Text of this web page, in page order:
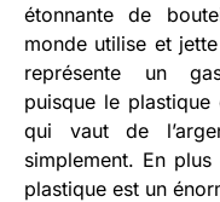
étonnante de
monde utilise et
représente un
puisque le
qui vaut de
simplement. En
plastique est un